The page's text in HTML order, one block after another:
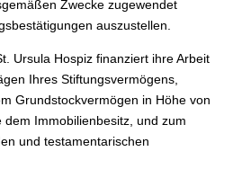
Zwecke zugewendet
auszustellen.
Ursula Hospiz finanziert ihre Arbeit
Ihres Stiftungsvermögens,
Grundstockvermögen in Höhe von
dem Immobilienbesitz, und zum
und testamentarischen